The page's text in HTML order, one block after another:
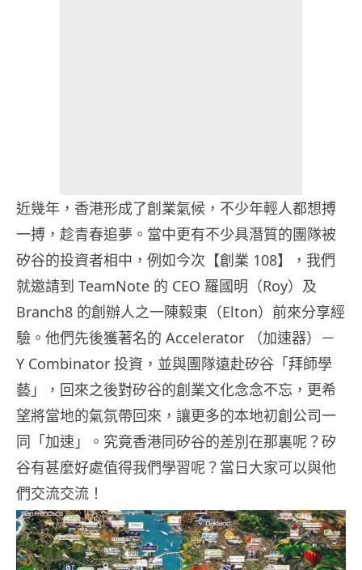
近幾年，香港形成了創業氣候，不少年輕人都想搏
一搏，趁青春追夢。當中更有不少具潛質的團隊被
矽谷的投資者相中，例如今次【創業 108】，我們
就邀請到 TeamNote 的 CEO 羅國明（Roy）及
Branch8 的創辦人之一陳毅東（Elton）前來分享經
驗。他們先後獲著名的 Accelerator （加速器）－
Y Combinator 投資，並與團隊遠赴矽谷「拜師學
藝」，回來之後對矽谷的創業文化念念不忘，更希
望將當地的氣氛帶回來，讓更多的本地初創公司一
同「加速」。究竟香港同矽谷的差別在那裏呢？矽
谷有甚麼好處值得我們學習呢？當日大家可以與他
們交流交流！